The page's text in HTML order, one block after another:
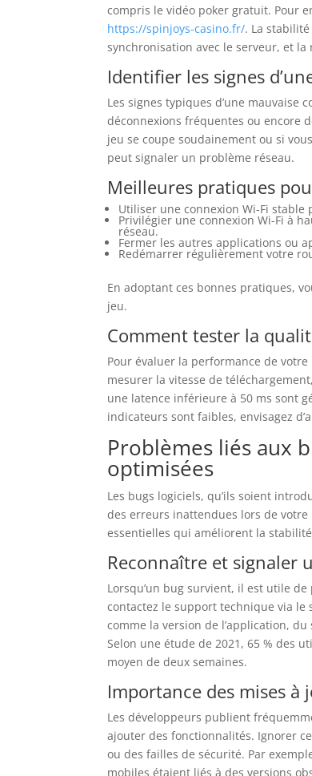
compris le vidéo poker gratuit. Pour
https://spinjoys-casino.fr/. La
synchronisation avec le serveur, et
Identifier les signes
Les signes typiques d’une
déconnexions fréquentes ou encore
jeu se coupe soudainement ou si
peut signaler un problème réseau.
Meilleures pratiques
Utiliser une connexion Wi-Fi
Privilégier une connexion Wi-Fi à
réseau.
Fermer les autres applications ou
Redémarrer régulièrement votre
En adoptant ces bonnes pratiques,
jeu.
Comment tester la
Pour évaluer la performance de
mesurer la vitesse de
une latence inférieure à 50 ms sont
indicateurs sont faibles, envisagez
Problèmes liés aux
optimisées
Les bugs logiciels, qu’ils soient
des erreurs inattendues lors de
essentielles qui améliorent la
Reconnaître et signaler
Lorsqu’un bug survient, il est utile
contactez le support technique via
comme la version de l’application,
Selon une étude de 2021, 65 % des
moyen de deux semaines.
Importance des mises
Les développeurs publient
ajouter des fonctionnalités. Ignorer
ou des failles de sécurité. Par
mobiles étaient liés à des versions